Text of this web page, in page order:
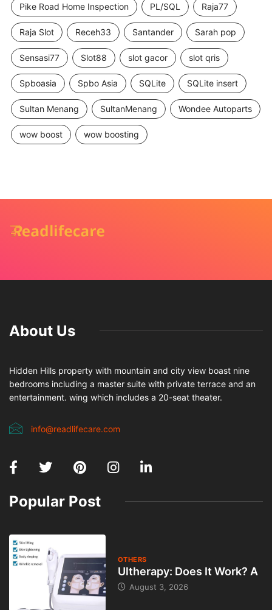
Pike Road Home Inspection PL/SQL Raja77
Raja Slot Receh33 Santander Sarah pop
Sensasi77 Slot88 slot gacor slot qris
Spboasia Spbo Asia SQLite SQLite insert
Sultan Menang SultanMenang Wondee Autoparts
wow boost wow boosting
About Us
Hidden Hills property with mountain and city view boast nine
bedrooms including a master suite with private terrace and an
entertainment. wing which includes a 20-seat theater.
info@readlifecare.com
Popular Post
OTHERS
Ultherapy: Does It Work? A
August 3, 2026